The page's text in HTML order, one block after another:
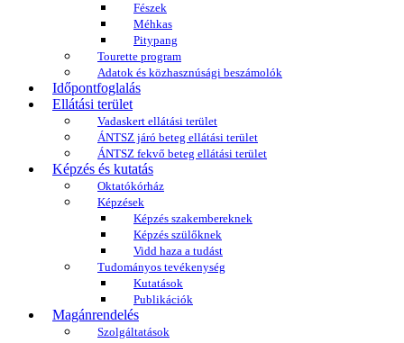
Fészek
Méhkas
Pitypang
Tourette program
Adatok és közhasznúsági beszámolók
Időpontfoglalás
Ellátási terület
Vadaskert ellátási terület
ÁNTSZ járó beteg ellátási terület
ÁNTSZ fekvő beteg ellátási terület
Képzés és kutatás
Oktatókórház
Képzések
Képzés szakembereknek
Képzés szülőknek
Vidd haza a tudást
Tudományos tevékenység
Kutatások
Publikációk
Magánrendelés
Szolgáltatások